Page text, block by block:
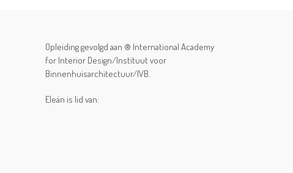
Opleiding gevolgd aan ® International Academy
for Interior Design/Instituut voor
Binnenhuisarchitectuur/IVB.
Eleän is lid van: